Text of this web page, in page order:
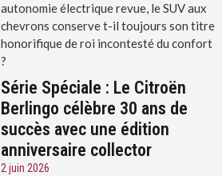
autonomie électrique revue, le SUV aux
chevrons conserve t-il toujours son titre
honorifique de roi incontesté du confort
?
Série Spéciale : Le Citroën
Berlingo célèbre 30 ans de
succès avec une édition
anniversaire collector
2 juin 2026